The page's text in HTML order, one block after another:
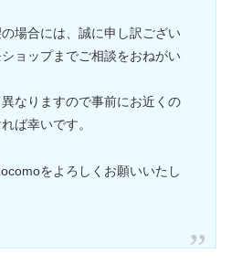
場合には、誠に申し訳ござい
ョップまでご相談をおねがい
なりますので事前にお近くの
ば幸いです。
をよろしくお願いいたし